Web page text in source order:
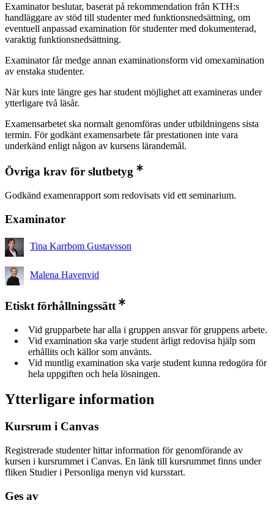
Examinator beslutar, baserat på rekommendation från KTH:s
handläggare av stöd till studenter med funktionsnedsättning, om
eventuell anpassad examination för studenter med dokumenterad,
varaktig funktionsnedsättning.
Examinator får medge annan examinationsform vid omexamination
av enstaka studenter.
När kurs inte längre ges har student möjlighet att examineras under
ytterligare två läsår.
Examensarbetet ska normalt genomföras under utbildningens sista
termin. För godkänt examensarbete får prestationen inte vara
underkänd enligt någon av kursens lärandemål.
Övriga krav för slutbetyg
Godkänd examenrapport som redovisats vid ett seminarium.
Examinator
Tina Karrbom Gustavsson
Malena Havenvid
Etiskt förhållningssätt
Vid grupparbete har alla i gruppen ansvar för gruppens arbete.
Vid examination ska varje student ärligt redovisa hjälp som
erhållits och källor som använts.
Vid muntlig examination ska varje student kunna redogöra för
hela uppgiften och hela lösningen.
Ytterligare information
Kursrum i Canvas
Registrerade studenter hittar information för genomförande av
kursen i kursrummet i Canvas. En länk till kursrummet finns under
fliken Studier i Personliga menyn vid kursstart.
Ges av